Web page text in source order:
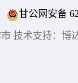
甘公网安备
技术支持：博